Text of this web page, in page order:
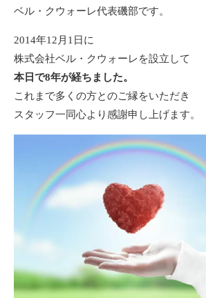
ベル・クウォーレ代表磯部です。
2014年12月1日に
株式会社ベル・クウォーレを設立して
本日で8年が経ちました。
これまで多くの方とのご縁をいただき
スタッフ一同心より感謝申し上げます。